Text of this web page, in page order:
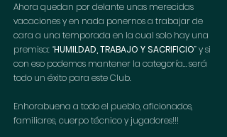
Ahora quedan por delante unas merecidas
vacaciones y en nada ponernos a trabajar de
cara a una temporada en la cual solo hay una
premisa: “HUMILDAD, TRABAJO Y SACRIFICIO” y si
con eso podemos mantener la categoría… será
todo un éxito para este Club.
Enhorabuena a todo el pueblo, aficionados,
familiares, cuerpo técnico y jugadores!!!